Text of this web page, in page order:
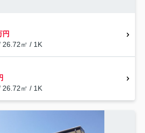
円
26.72㎡ / 1K
26.72㎡ / 1K